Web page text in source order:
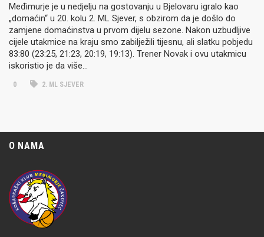
Međimurje je u nedjelju na gostovanju u Bjelovaru igralo kao
„domaćin“ u 20. kolu 2. ML Sjever, s obzirom da je došlo do
zamjene domaćinstva u prvom dijelu sezone. Nakon uzbudljive
cijele utakmice na kraju smo zabilježili tijesnu, ali slatku pobjedu
83:80 (23:25, 21:23, 20:19, 19:13). Trener Novak i ovu utakmicu
iskoristio je da više…
0 2. ML SJEVER
O NAMA